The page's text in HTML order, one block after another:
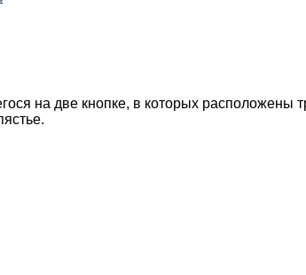
на две кнопке, в которых